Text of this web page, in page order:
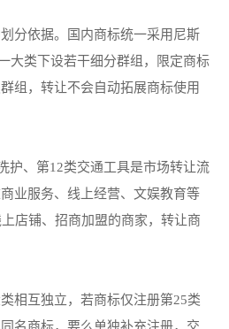
分依据。国内商标统一采用尼斯
大类下设若干细分群组，限定商标
组，转让不会自动拓展商标使用
护、第12类交通工具是市场转让流
业服务、线上经营、文娱教育等
店铺、招商加盟的商家，转让商
相互独立，若商标仅注册第25类